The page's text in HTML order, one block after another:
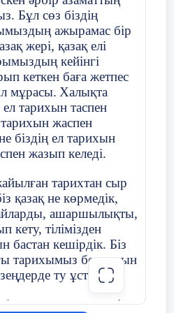
КММ 5 «Ә»
оқушысы
Рысбековнаға
мәні және
жазу.
23 слайд
оқу жылы
аты-жөні Әжібаева
Қатысушылар
тақырыбы Буллинг
бағыты
тәрбиелеу
«Буллинг»
Бұл сөз біздің
ажырамас бір
жері, қазақ елі
кейінгі
кеткен баға жетпес
мұрасы. Халықта
тарихын таспен
жаспен
біздің ел тарихын
жазып келеді.
тарихтан сыр
қазақ не көрмедік,
ашаршылықты,
кету, тілімізден
кешірдік. Біз
тарихымыз болмасын
ту ұстаған
да құрметті.